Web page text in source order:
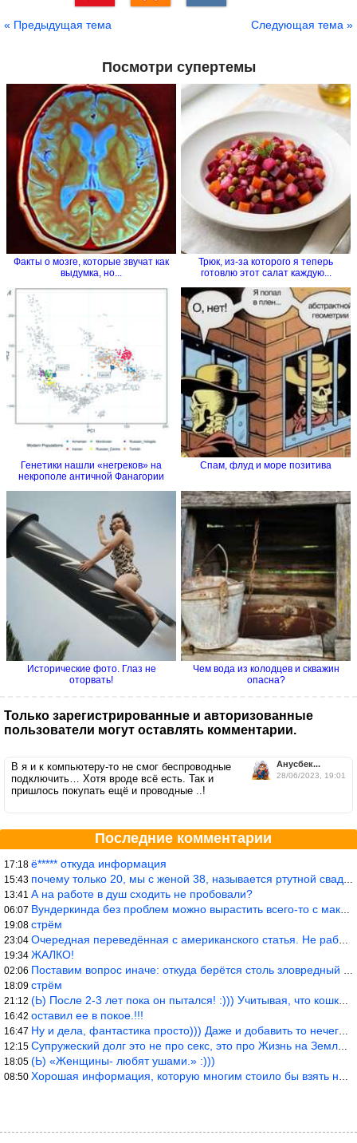
« Предыдущая тема Следующая тема »
Посмотри супертемы
Факты о мозге, которые звучат как
выдумка, но...
Трюк, из-за которого я теперь
готовлю этот салат каждую...
Генетики нашли «негреков» на
некрополе античной Фанагории
Спам, флуд и море позитива
Исторические фото. Глаз не
оторвать!
Чем вода из колодцев и скважин
опасна?
Только зарегистрированные и авторизованные
пользователи могут оставлять комментарии.
Анусбек...
28/06/2023, 19:01
В я и к компьютеру-то не смог беспроводные
подключить… Хотя вроде всё есть. Так и
пришлось покупать ещё и проводные ..!
Последние комментарии
17:18 ё***** откуда информация
15:43 почему только 20, мы с женой 38, называется ртутной свадьбой, гр
13:41 А на работе в душ сходить не пробовали?
06:07 Вундеркинда без проблем можно вырастить всего-то с максимально р
19:08 стрём
23:04 Очередная переведённая с американского статья. Не работает эта ф
19:34 ЖАЛКО!
02:06 Поставим вопрос иначе: откуда берётся столь зловредный феминизм?
18:09 стрём
21:12 (Ь) После 2-3 лет пока он пытался! :))) Учитывая, что кошки 10-1
16:42 оставил ее в покое.!!!
16:47 Ну и дела, фантастика просто))) Даже и добавить то нечего…
12:15 Супружеский долг это не про секс, это про Жизнь на Земле. Супруж
18:05 (Ь) «Женщины- любят ушами.» :)))
08:50 Хорошая информация, которую многим стоило бы взять на вооружение